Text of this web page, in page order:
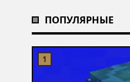
ПОПУЛЯРНЫЕ